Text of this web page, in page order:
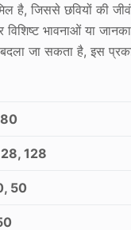
है, जिससे छवियों की
भावनाओं या
जा सकता है, इस
128
50